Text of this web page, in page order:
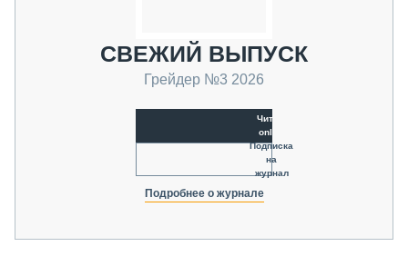
СВЕЖИЙ ВЫПУСК
Грейдер №3 2026
Читать
online
Подписка
на
журнал
Подробнее о журнале